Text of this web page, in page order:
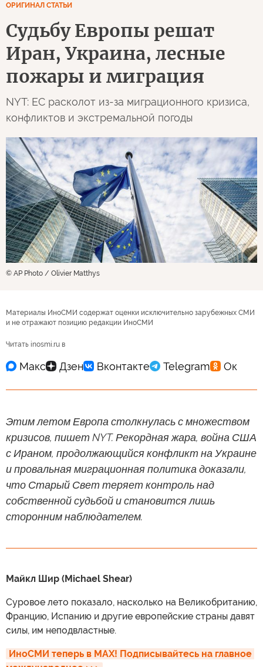
ОРИГИНАЛ СТАТЬИ
Судьбу Европы решат
Иран, Украина, лесные
пожары и миграция
NYT: ЕС расколот из-за миграционного кризиса,
конфликтов и экстремальной погоды
© AP Photo / Olivier Matthys
Материалы ИноСМИ содержат оценки исключительно зарубежных СМИ
и не отражают позицию редакции ИноСМИ
Читать inosmi.ru в
Этим летом Европа столкнулась с множеством
кризисов, пишет NYT. Рекордная жара, война США
с Ираном, продолжающийся конфликт на Украине
и провальная миграционная политика доказали,
что Старый Свет теряет контроль над
собственной судьбой и становится лишь
сторонним наблюдателем.
Майкл Шир (Michael Shear)
Суровое лето показало, насколько на Великобританию,
Францию, Испанию и другие европейские страны давят
силы, им неподвластные.
ИноСМИ теперь в MAX! Подписывайтесь на главное